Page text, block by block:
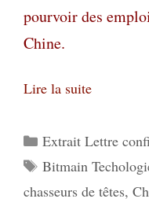
pourvoir des
Chine.
Lire la suite
Catégories
Extrait Lettre
Étiquettes
Bitmain
chasseurs de têtes,